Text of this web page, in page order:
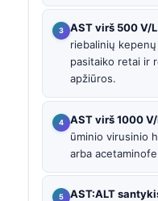
AST virš 500 V/L
riebalinių
pasitaiko retai ir
apžiūros.
AST virš 1000
ūminio virusinio
arba
AST:ALT